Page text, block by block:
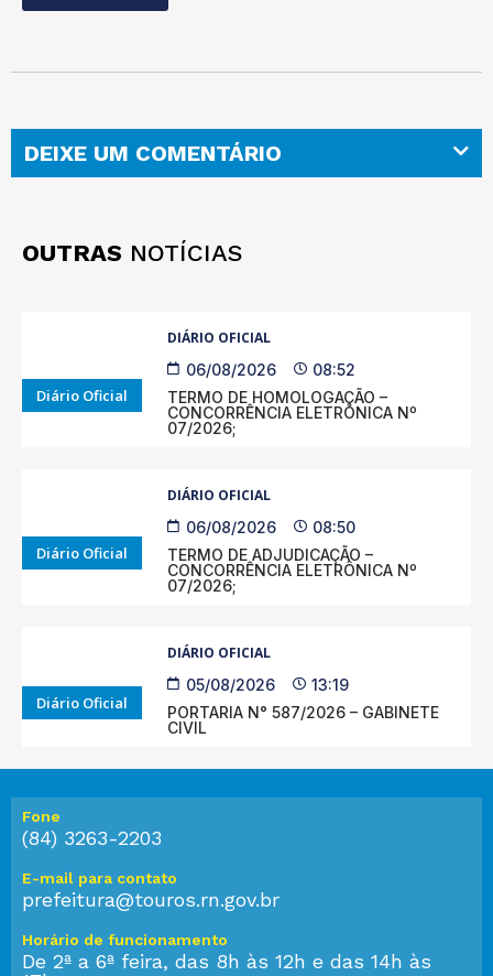
DEIXE UM COMENTÁRIO
OUTRAS NOTÍCIAS
Diário Oficial
DIÁRIO OFICIAL
06/08/2026
08:52
TERMO DE HOMOLOGAÇÃO –
CONCORRÊNCIA ELETRÔNICA Nº
07/2026;
Diário Oficial
DIÁRIO OFICIAL
06/08/2026
08:50
TERMO DE ADJUDICAÇÃO –
CONCORRÊNCIA ELETRÔNICA Nº
07/2026;
Diário Oficial
DIÁRIO OFICIAL
05/08/2026
13:19
PORTARIA N° 587/2026 – GABINETE
CIVIL
Fone
(84) 3263-2203
E-mail para contato
prefeitura@touros.rn.gov.br
Horário de funcionamento
De 2ª a 6ª feira, das 8h às 12h e das 14h às